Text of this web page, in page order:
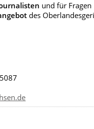
und für Fragen
des